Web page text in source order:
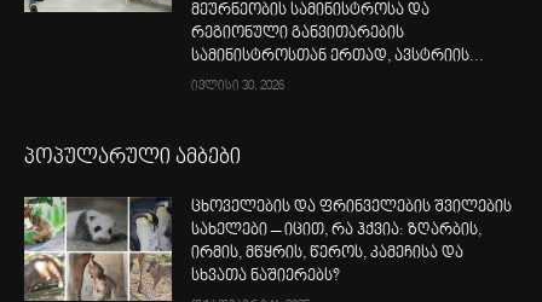
მეურნეობის სამინისტროსა და
რეგიონული განვითარების
სამინისტროსთან ერთად, ავსტრიის...
ივლისი 30, 2026
პოპულარული ამბები
ცხოველების და ფრინველების შვილების
სახელები – იცით, რა ჰქვია: ზღარბის,
ირმის, მწყრის, წეროს, კამეჩისა და
სხვათა ნაშიერებს?